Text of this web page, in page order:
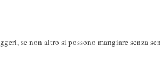
se non altro si possono mangiare senza